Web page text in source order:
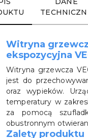
Witryna
ekspozycyjna
Witryna grzewcza
jest do
oraz wypieków.
temperatury w
za pomocą
obustronnym
Zalety produktu